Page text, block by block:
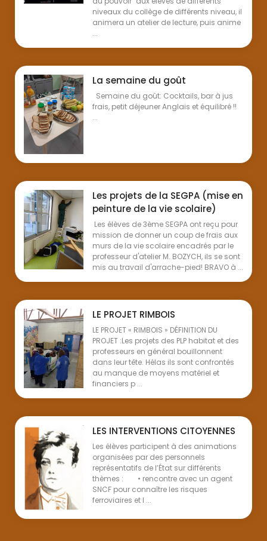
niveaux du collège de différents niveau, il
animera un atelier de lecture, puis anime
...
La semaine du goût
Semaine du goût: Cocktails, bar à jus
frais, petit déjeuner Anglais et équilibré !!
...
Les projets de la SEGPA (mise en
peinture de la vie scolaire)
Les élèves de 3ème SEGPA ont reçu pour
mission de donner un coup de frais aux
murs de la vie scolaire encadrés par le
professeur d'atelier M. BOZYCH, ils se sont
mis au travail d'arrache-pied! BRAVO à ...
LE PROJET RIMBOIS
LE PROJET « RIMBOIS » DÉFINITION DU
PROJET :Les projets des PLP habitat et des
professeurs en général bouillonnent
dans leur tête. Hélas ils sont confrontés
au manque de moyens matériel et
financiers p ...
LES INTERVENTIONS CITOYENNES
Les élèves participent à des animations
organisées par des personnels
représentatifs de l’État sur différents
thèmes : • rencontre avec un agent
SNCF pour connaître les risques
ferroviaires et l ...